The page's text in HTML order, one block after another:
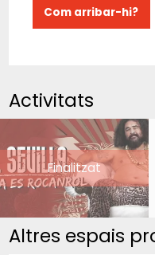
Com arribar-hi?
Activitats
Finalitzat
Altres espais